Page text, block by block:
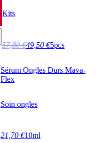
Kits
57,80 €49,50 €5pcs
Sérum Ongles Durs Mava-
Flex
Soin ongles
21,70 €10ml